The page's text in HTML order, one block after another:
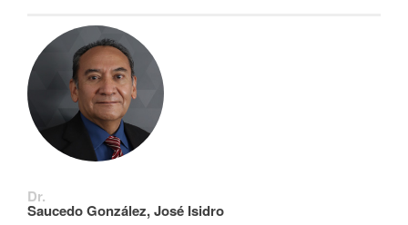
Dr.
Saucedo González, José Isidro